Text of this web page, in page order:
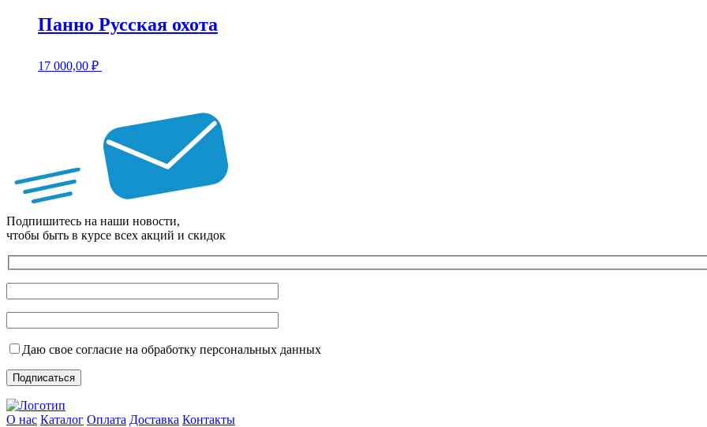
Панно Русская охота
17 000,00 ₽
Подпишитесь на наши новости,
чтобы быть в курсе всех акций и скидок
Даю свое согласие на обработку персональных данных
О нас Каталог Оплата Доставка Контакты